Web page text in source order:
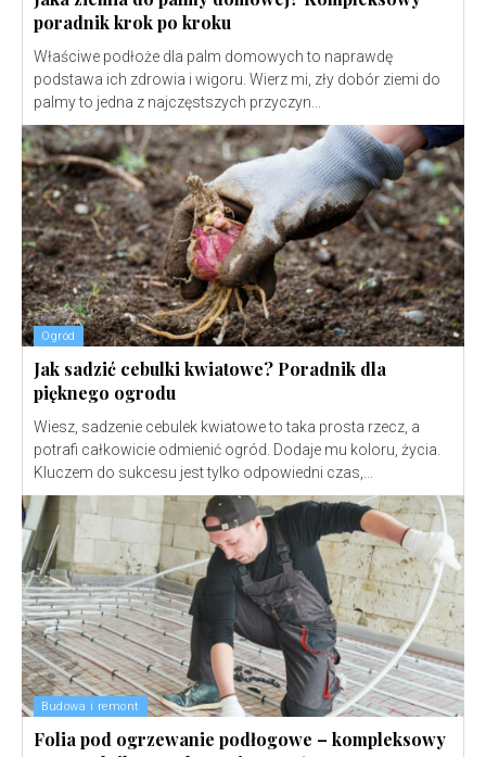
poradnik krok po kroku
Właściwe podłoże dla palm domowych to naprawdę
podstawa ich zdrowia i wigoru. Wierz mi, zły dobór ziemi do
palmy to jedna z najczęstszych przyczyn...
Ogród
Jak sadzić cebulki kwiatowe? Poradnik dla
pięknego ogrodu
Wiesz, sadzenie cebulek kwiatowe to taka prosta rzecz, a
potrafi całkowicie odmienić ogród. Dodaje mu koloru, życia.
Kluczem do sukcesu jest tylko odpowiedni czas,...
Budowa i remont
Folia pod ogrzewanie podłogowe – kompleksowy